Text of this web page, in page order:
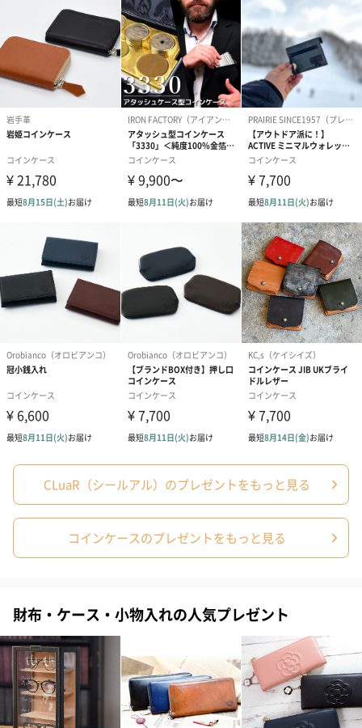
ラーやトリプルカラーでビジネスシーンに遊び心を取り入れ、持
つだけで楽しくなるようなブランドを目指して。
そんな想いから、「CLuaR（シールアル）」は誕生しました。
上質でおしゃれな本革アイテムを贈りませんか？
上質なレザー製のアイテムはギフトに喜ばれます。カラーバリエ
自動精算機など日常生活で小銭をよく使う方への贈り物におすす
めです。
商品詳細情報
商品本体サイ
ズ
幅77mm×奥行76mm×高さ18mm
商品本体重量
パッケージ内
同梱物
ブランドカード、ブランドリーフレット
パッケージ外
直方体化粧箱
パッケージ外
装サイズ
幅133mm×奥行98mm×高さ22mm
パッケージ全
体重量
77g
お取り扱いに
ついて
革は雨などの水分に弱く、シミ・水ぶくれ・色落ちな
どの原因になりますので、お取り扱いにご注意くださ
い。
色焼け、色あせの原因となりますので、光が当たらな
い場所で保管してください。
本革の特性に
ついて
シワや傷があるもの＝質の悪い革とは一概には言えま
せん。
CLuaR（シールアル）のプレゼントをもっと見る
コインケースのプレゼントをもっと見る
財布・ケース・小物入れの人気プレゼント